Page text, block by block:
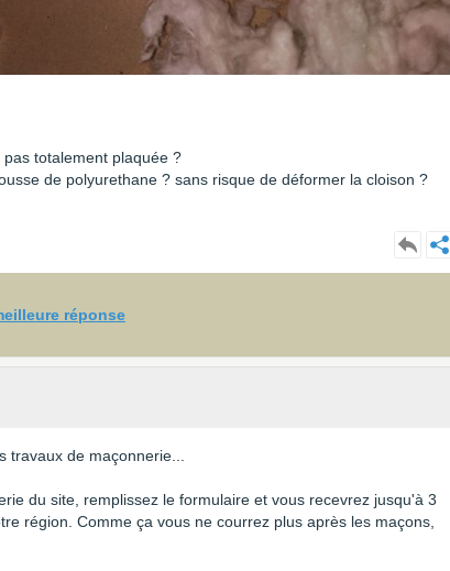
totalement plaquée ?
de polyurethane ? sans risque de déformer la cloison ?
réponse
de maçonnerie...
du site, remplissez le formulaire et vous recevrez jusqu'à 3
région. Comme ça vous ne courrez plus après les maçons,